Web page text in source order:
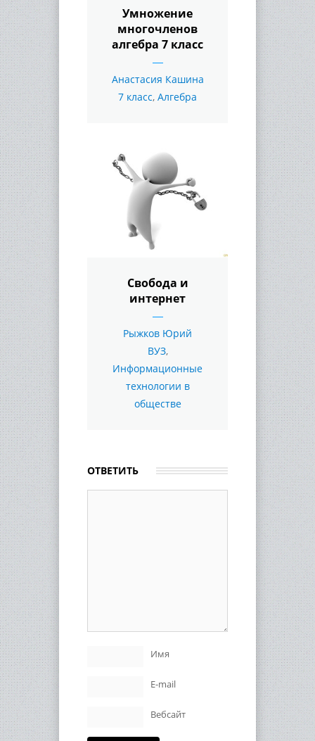
Умножение
многочленов
алгебра 7 класс
Анастасия Кашина
7 класс, Алгебра
Свобода и
интернет
Рыжков Юрий
ВУЗ,
Информационные
технологии в
обществе
ОТВЕТИТЬ
Имя
E-mail
Вебсайт